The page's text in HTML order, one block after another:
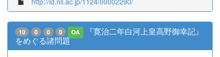
10 0 0 0 OA
『寛治二年白河上皇高野御幸記』
をめぐる諸問題